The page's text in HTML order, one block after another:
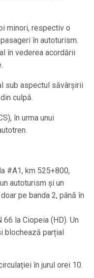
minori, respectiv o
în autoturism.
în vederea acordării
sub aspectul săvârșirii
culpă.
în urma unui
#A1, km 525+800,
autoturism și un
pe banda 2, până în
la Ciopeia (HD). Un
blochează parțial
în jurul orei 10.